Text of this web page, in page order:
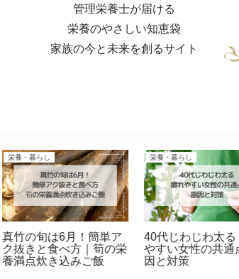
管理栄養士が届ける
栄養のやさしい知恵袋
家族の今と未来を創るサイト
栄養・暮らし
菜不足が深刻化！価格
騰でも無理なく摂取す
方法と代替食品
栄養・暮らし
簡単手作り梅干しレ
｜初心者さん向け梅
と！保存袋活用術